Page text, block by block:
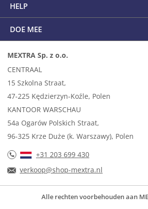
HELP
DOE MEE
MEXTRA Sp. z o.o.
CENTRAAL
15 Szkolna Straat,
47-225 Kędzierzyn-Koźle, Polen
KANTOOR WARSCHAU
54a Ogarów Polskich Straat,
96-325 Krze Duże (k. Warszawy), Polen
+31 203 699 430
verkoop@shop-mextra.nl
Alle rechten voorbehouden aan